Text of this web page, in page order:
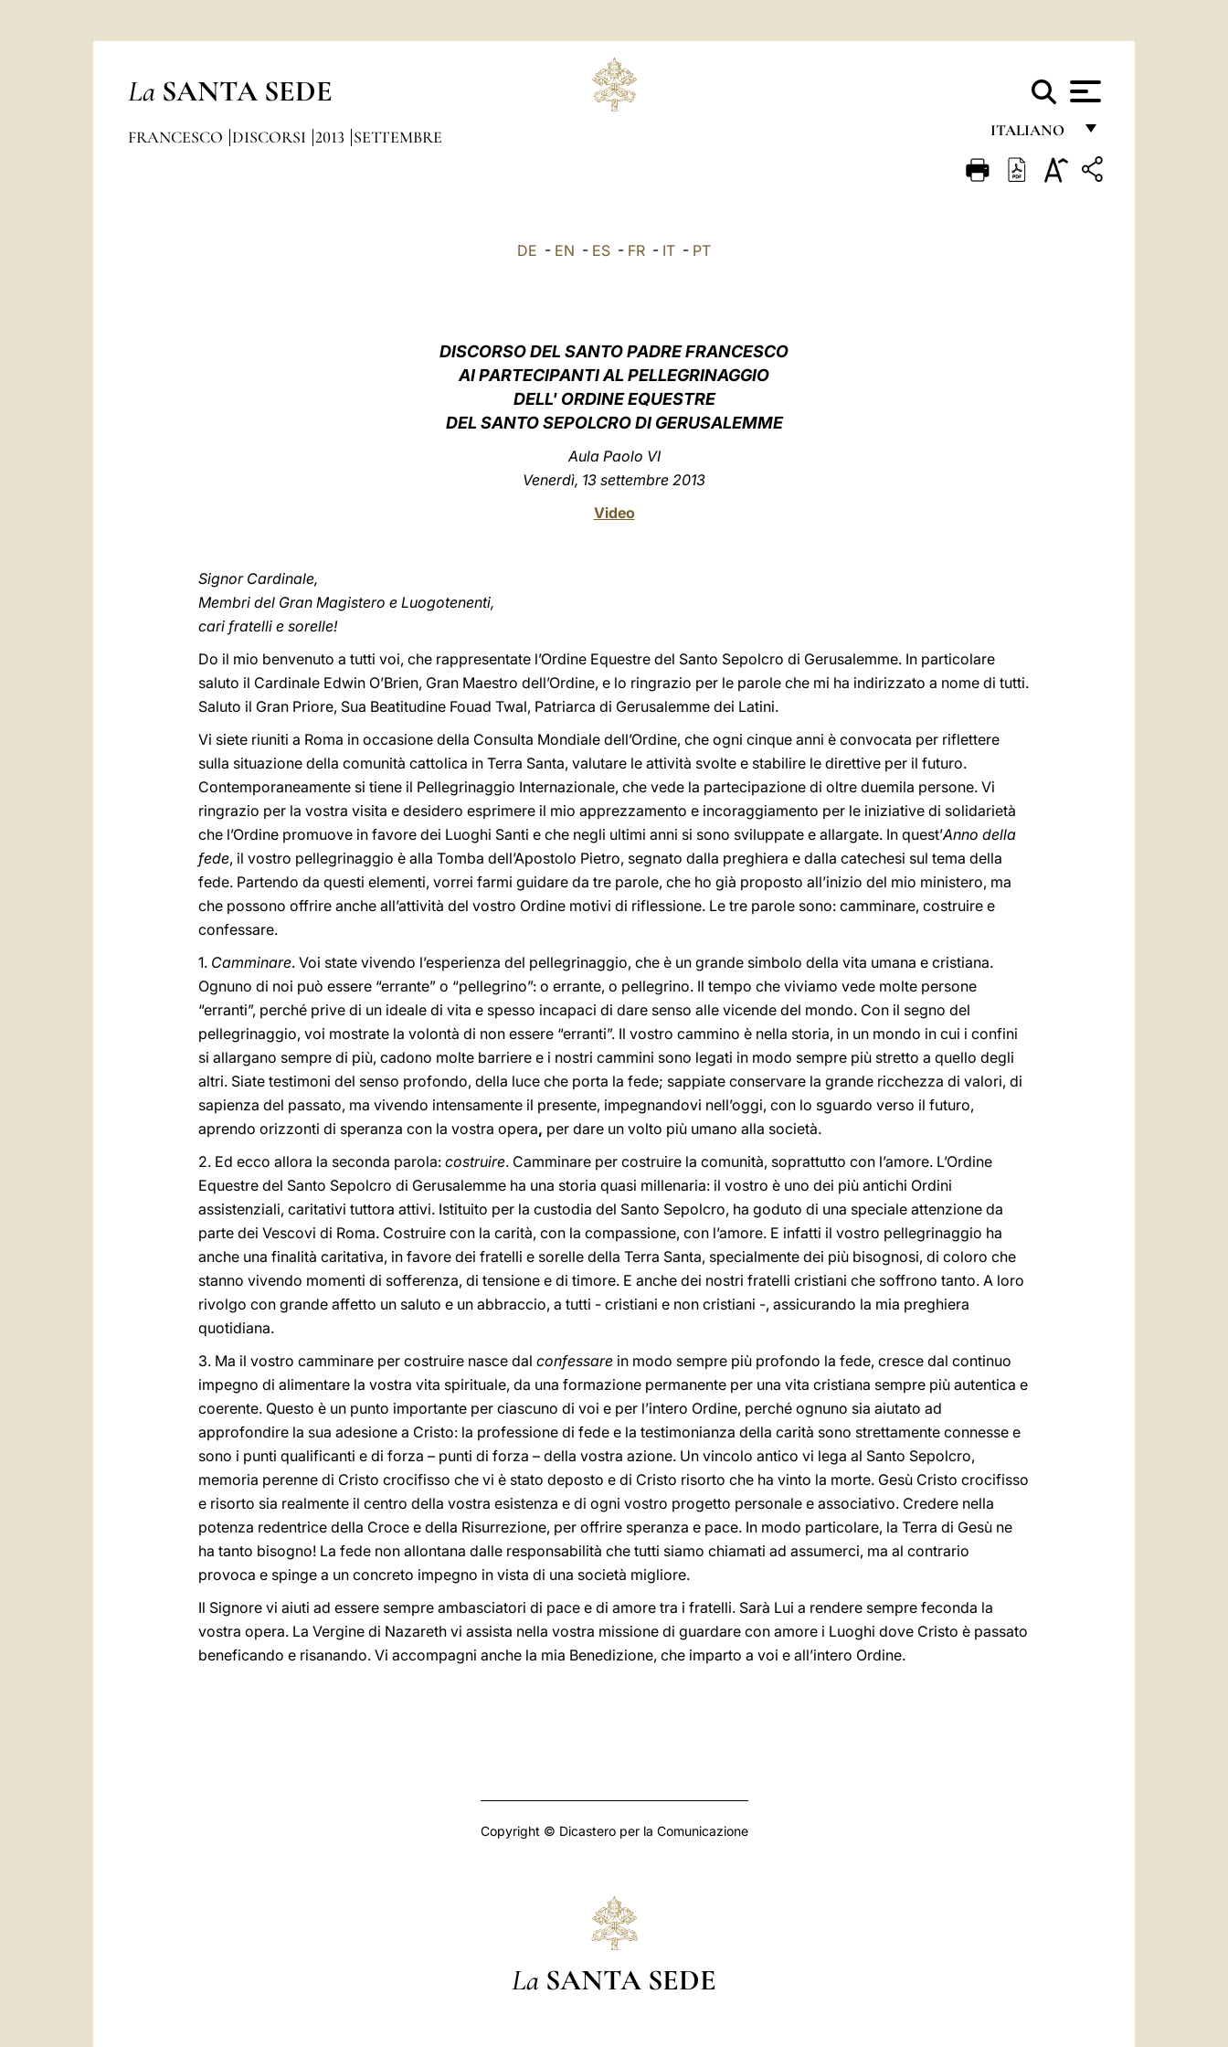
La SANTA SEDE
ITALIANO
FRANÇAIS
FRANCESCO DISCORSI 2013 SETTEMBRE
DE - EN - ES - FR - IT - PT
DISCORSO DEL SANTO PADRE FRANCESCO
AI PARTECIPANTI AL PELLEGRINAGGIO
DELL' ORDINE EQUESTRE
DEL SANTO SEPOLCRO DI GERUSALEMME
Aula Paolo VI
Venerdì, 13 settembre 2013
Video
Signor Cardinale,
Membri del Gran Magistero e Luogotenenti,
cari fratelli e sorelle!
Do il mio benvenuto a tutti voi, che rappresentate l’Ordine Equestre del Santo Sepolcro di Gerusalemme. In particolare
saluto il Cardinale Edwin O’Brien, Gran Maestro dell’Ordine, e lo ringrazio per le parole che mi ha indirizzato a nome di tutti.
Saluto il Gran Priore, Sua Beatitudine Fouad Twal, Patriarca di Gerusalemme dei Latini.
Vi siete riuniti a Roma in occasione della Consulta Mondiale dell’Ordine, che ogni cinque anni è convocata per riflettere
sulla situazione della comunità cattolica in Terra Santa, valutare le attività svolte e stabilire le direttive per il futuro.
Contemporaneamente si tiene il Pellegrinaggio Internazionale, che vede la partecipazione di oltre duemila persone. Vi
ringrazio per la vostra visita e desidero esprimere il mio apprezzamento e incoraggiamento per le iniziative di solidarietà
che l’Ordine promuove in favore dei Luoghi Santi e che negli ultimi anni si sono sviluppate e allargate. In quest’Anno della
fede, il vostro pellegrinaggio è alla Tomba dell’Apostolo Pietro, segnato dalla preghiera e dalla catechesi sul tema della
fede. Partendo da questi elementi, vorrei farmi guidare da tre parole, che ho già proposto all’inizio del mio ministero, ma
che possono offrire anche all’attività del vostro Ordine motivi di riflessione. Le tre parole sono: camminare, costruire e
confessare.
1. Camminare. Voi state vivendo l’esperienza del pellegrinaggio, che è un grande simbolo della vita umana e cristiana.
Ognuno di noi può essere “errante” o “pellegrino”: o errante, o pellegrino. Il tempo che viviamo vede molte persone
“erranti”, perché prive di un ideale di vita e spesso incapaci di dare senso alle vicende del mondo. Con il segno del
pellegrinaggio, voi mostrate la volontà di non essere “erranti”. Il vostro cammino è nella storia, in un mondo in cui i confini
si allargano sempre di più, cadono molte barriere e i nostri cammini sono legati in modo sempre più stretto a quello degli
altri. Siate testimoni del senso profondo, della luce che porta la fede; sappiate conservare la grande ricchezza di valori, di
sapienza del passato, ma vivendo intensamente il presente, impegnandovi nell’oggi, con lo sguardo verso il futuro,
aprendo orizzonti di speranza con la vostra opera, per dare un volto più umano alla società.
2. Ed ecco allora la seconda parola: costruire. Camminare per costruire la comunità, soprattutto con l’amore. L’Ordine
Equestre del Santo Sepolcro di Gerusalemme ha una storia quasi millenaria: il vostro è uno dei più antichi Ordini
assistenziali, caritativi tuttora attivi. Istituito per la custodia del Santo Sepolcro, ha goduto di una speciale attenzione da
parte dei Vescovi di Roma. Costruire con la carità, con la compassione, con l’amore. E infatti il vostro pellegrinaggio ha
anche una finalità caritativa, in favore dei fratelli e sorelle della Terra Santa, specialmente dei più bisognosi, di coloro che
stanno vivendo momenti di sofferenza, di tensione e di timore. E anche dei nostri fratelli cristiani che soffrono tanto. A loro
rivolgo con grande affetto un saluto e un abbraccio, a tutti - cristiani e non cristiani -, assicurando la mia preghiera
quotidiana.
3. Ma il vostro camminare per costruire nasce dal confessare in modo sempre più profondo la fede, cresce dal continuo
impegno di alimentare la vostra vita spirituale, da una formazione permanente per una vita cristiana sempre più autentica e
coerente. Questo è un punto importante per ciascuno di voi e per l’intero Ordine, perché ognuno sia aiutato ad
approfondire la sua adesione a Cristo: la professione di fede e la testimonianza della carità sono strettamente connesse e
sono i punti qualificanti e di forza – punti di forza – della vostra azione. Un vincolo antico vi lega al Santo Sepolcro,
memoria perenne di Cristo crocifisso che vi è stato deposto e di Cristo risorto che ha vinto la morte. Gesù Cristo crocifisso
e risorto sia realmente il centro della vostra esistenza e di ogni vostro progetto personale e associativo. Credere nella
potenza redentrice della Croce e della Risurrezione, per offrire speranza e pace. In modo particolare, la Terra di Gesù ne
ha tanto bisogno! La fede non allontana dalle responsabilità che tutti siamo chiamati ad assumerci, ma al contrario
provoca e spinge a un concreto impegno in vista di una società migliore.
Il Signore vi aiuti ad essere sempre ambasciatori di pace e di amore tra i fratelli. Sarà Lui a rendere sempre feconda la
vostra opera. La Vergine di Nazareth vi assista nella vostra missione di guardare con amore i Luoghi dove Cristo è passato
beneficando e risanando. Vi accompagni anche la mia Benedizione, che imparto a voi e all’intero Ordine.
Copyright © Dicastero per la Comunicazione
La SANTA SEDE